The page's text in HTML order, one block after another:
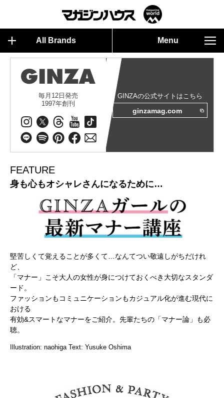
All Brands Menu
毎月12日発売
1997年創刊
GINZAの公式サイトはこちら
ginzamag.com
FEATURE
身も心もオシャレさんになるために…
堅苦しくて覚えることが多くて…なんてつい敬遠しがちだけれ
ど、
「マナー」こそ大人の女性が身につけておくべき大切なスタンダ
ード。
ファッションもコミュニケーションもカジュアル化が進む現代に
おける
有効&スマートなマナーをご紹介。先輩たちの「マナー論」も必
聴。
Illustration: naohiga Text: Yusuke Oshima